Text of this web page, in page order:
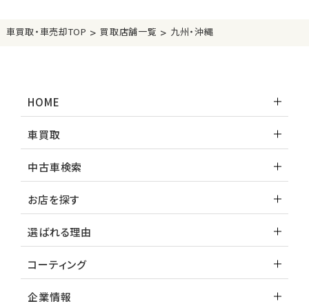
車買取・車売却TOP > 買取店舗一覧 > 九州・沖縄
HOME
車買取
中古車検索
お店を探す
選ばれる理由
コーティング
企業情報